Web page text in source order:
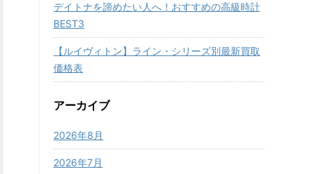
デイトナを諦めたい人へ！おすすめの高級時計
BEST3
【ルイヴィトン】ライン・シリーズ別最新買取
価格表
アーカイブ
2026年8月
2026年7月